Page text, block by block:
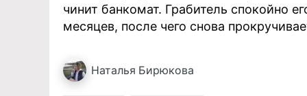
чинит банкомат. Грабитель спокойно
месяцев, после чего снова
Наталья Бирюкова